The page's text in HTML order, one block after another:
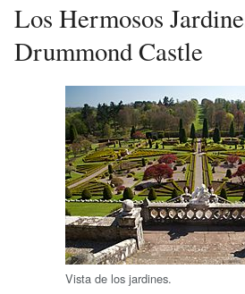
Los Hermosos
Drummond Castle
Vista de los jardines.